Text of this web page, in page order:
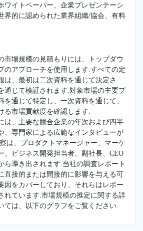
ワイトペーパー、企業プレゼンテーシ
界的に認められた業界組織/協会、有料
市場規模の見積もりには、トップダウ
のアプローチを使用します.すべての定
は、最初は二次資料を通じて決定さ
通じて検証されます.対象市場の主要プ
を通じて特定し、一次資料を通じて、
る市場貢献度を確認します.
は、主要な競合企業の年次および四半
、専門家による広範なインタビューが
は、プロダクトマネージャー、マーケ
、ビジネス開発担当者、副社長、CEO
ら導き出されます.当社の調査レポート
直接的または間接的に影響を与える可
因をカバーしており、それらはレポー
れています.市場規模の推定に関する詳
ては、以下のグラフをご覧ください.